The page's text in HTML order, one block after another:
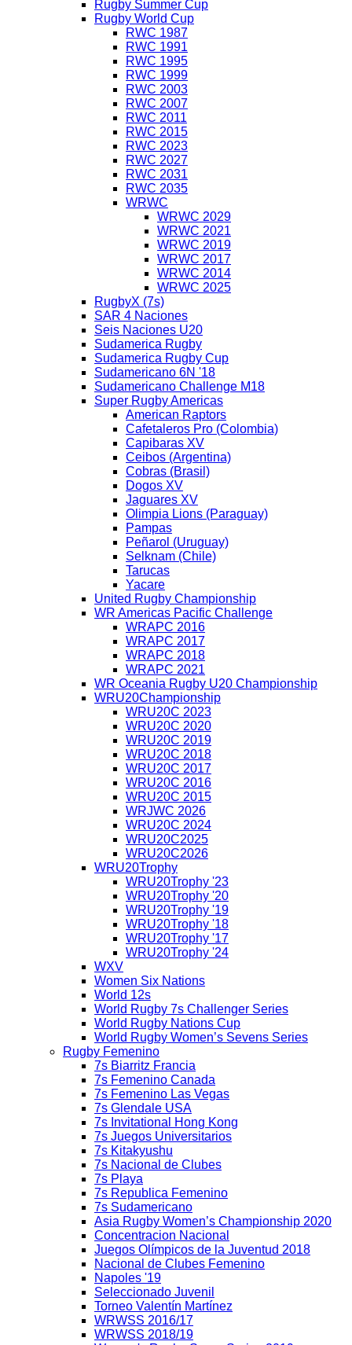
Rugby Summer Cup
Rugby World Cup
RWC 1987
RWC 1991
RWC 1995
RWC 1999
RWC 2003
RWC 2007
RWC 2011
RWC 2015
RWC 2023
RWC 2027
RWC 2031
RWC 2035
WRWC
WRWC 2029
WRWC 2021
WRWC 2019
WRWC 2017
WRWC 2014
WRWC 2025
RugbyX (7s)
SAR 4 Naciones
Seis Naciones U20
Sudamerica Rugby
Sudamerica Rugby Cup
Sudamericano 6N '18
Sudamericano Challenge M18
Super Rugby Americas
American Raptors
Cafetaleros Pro (Colombia)
Capibaras XV
Ceibos (Argentina)
Cobras (Brasil)
Dogos XV
Jaguares XV
Olimpia Lions (Paraguay)
Pampas
Peñarol (Uruguay)
Selknam (Chile)
Tarucas
Yacare
United Rugby Championship
WR Americas Pacific Challenge
WRAPC 2016
WRAPC 2017
WRAPC 2018
WRAPC 2021
WR Oceania Rugby U20 Championship
WRU20Championship
WRU20C 2023
WRU20C 2020
WRU20C 2019
WRU20C 2018
WRU20C 2017
WRU20C 2016
WRU20C 2015
WRJWC 2026
WRU20C 2024
WRU20C2025
WRU20C2026
WRU20Trophy
WRU20Trophy '23
WRU20Trophy '20
WRU20Trophy '19
WRU20Trophy '18
WRU20Trophy '17
WRU20Trophy '24
WXV
Women Six Nations
World 12s
World Rugby 7s Challenger Series
World Rugby Nations Cup
World Rugby Women’s Sevens Series
Rugby Femenino
7s Biarritz Francia
7s Femenino Canada
7s Femenino Las Vegas
7s Glendale USA
7s Invitational Hong Kong
7s Juegos Universitarios
7s Kitakyushu
7s Nacional de Clubes
7s Playa
7s Republica Femenino
7s Sudamericano
Asia Rugby Women’s Championship 2020
Concentracion Nacional
Juegos Olímpicos de la Juventud 2018
Nacional de Clubes Femenino
Napoles '19
Seleccionado Juvenil
Torneo Valentín Martínez
WRWSS 2016/17
WRWSS 2018/19